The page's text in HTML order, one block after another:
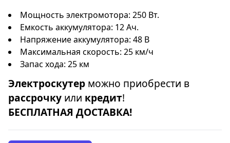
Мощность электромотора: 250 Вт.
Емкость аккумулятора: 12 Ач.
Напряжение аккумулятора: 48 В
Максимальная скорость: 25 км/ч
Запас хода: 25 км
Электроскутер можно приобрести в
рассрочку или кредит!
БЕСПЛАТНАЯ ДОСТАВКА!